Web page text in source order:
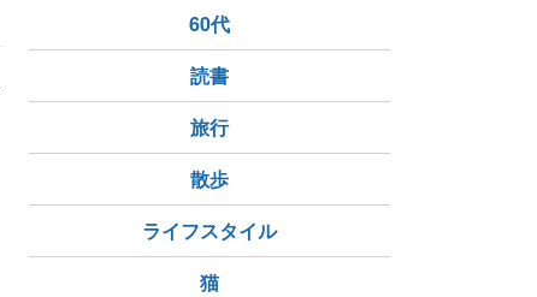
60代
読書
旅行
散歩
ライフスタイル
猫